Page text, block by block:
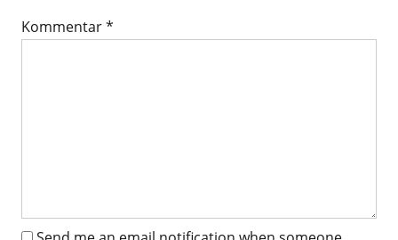
Kommentar*